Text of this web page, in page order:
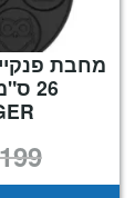
מחבת